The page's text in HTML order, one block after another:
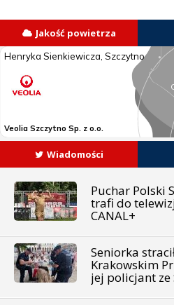
Jakość powietrza
Wiadomości
Puchar Polski
trafi do
CANAL+
Seniorka
Krakowskim
jej policjant ze